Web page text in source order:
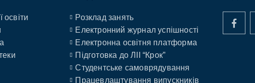
Розклад занять
Електронний журнал успішності
Електронна освітня платформа
Підготовка до ЛІІ “Крок”
Студентське самоврядування
Працевлаштування випускників